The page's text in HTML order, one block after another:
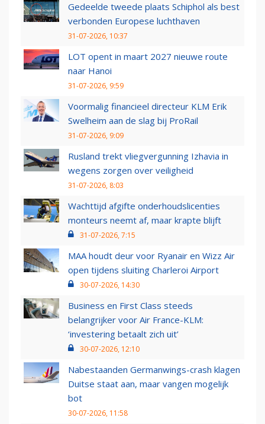
Gedeelde tweede plaats Schiphol als best
verbonden Europese luchthaven
31-07-2026, 10:37
LOT opent in maart 2027 nieuwe route
naar Hanoi
31-07-2026, 9:59
Voormalig financieel directeur KLM Erik
Swelheim aan de slag bij ProRail
31-07-2026, 9:09
Rusland trekt vliegvergunning Izhavia in
wegens zorgen over veiligheid
31-07-2026, 8:03
Wachttijd afgifte onderhoudslicenties
monteurs neemt af, maar krapte blijft
31-07-2026, 7:15
MAA houdt deur voor Ryanair en Wizz Air
open tijdens sluiting Charleroi Airport
30-07-2026, 14:30
Business en First Class steeds
belangrijker voor Air France-KLM:
‘investering betaalt zich uit’
30-07-2026, 12:10
Nabestaanden Germanwings-crash klagen
Duitse staat aan, maar vangen mogelijk
bot
30-07-2026, 11:58